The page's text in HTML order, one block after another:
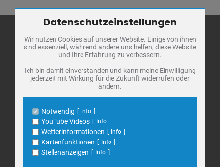
Stadt Bad
Frankenhausen
Markt 1
Telefon: 034671 7 20 0
E-Mail:info@bad-frankenhausen.de
Search
Zum Betrieb der Seite notwendige Cookies / Drittanbieter:
Name
PHP Session Cookie
Anbieter
Eigentümer dieser Website
Schutz
Cookie Name
PHPSESSID, fe_typo_user
Name
Cookiespeicherung Entscheidungscookie
Anbieter
Eigentümer dieser Website
Zweck
Speichert die Einstellungen der Besucher
bezüglich der Speicherung von Cookies.
Cookie Name
dywc
Datenschutzeinstellungen
Wir nutzen Cookies auf unserer Website. Einige von ihnen
sind essenziell, während andere uns helfen, diese Website
und Ihre Erfahrung zu verbessern.
Ich bin damit einverstanden und kann meine Einwilligung
jederzeit mit Wirkung für die Zukunft widerrufen oder
ändern.
Notwendig Info
YouTube Videos Info
Wetterinformationen Info
Kartenfunktionen Info
Stellenanzeigen Info